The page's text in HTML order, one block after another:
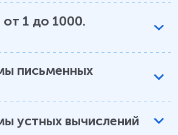
от 1 до 1000.
письменных
устных вычислений